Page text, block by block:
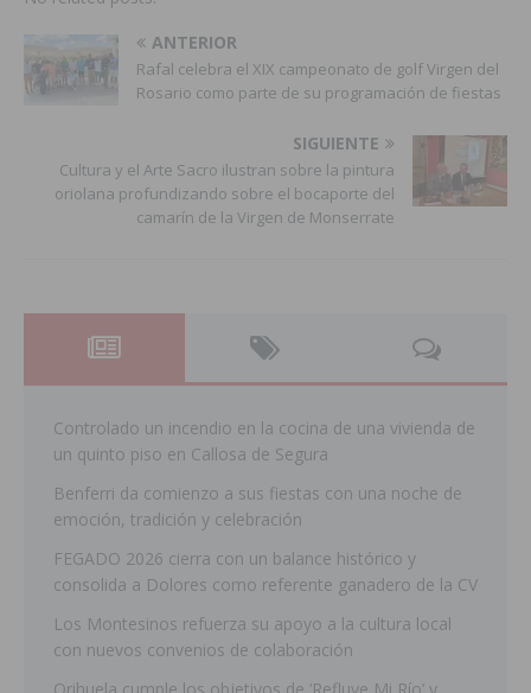
ANTERIOR
Rafal celebra el XIX campeonato de golf Virgen del
Rosario como parte de su programación de fiestas
SIGUIENTE
Cultura y el Arte Sacro ilustran sobre la pintura
oriolana profundizando sobre el bocaporte del
camarín de la Virgen de Monserrate
Controlado un incendio en la cocina de una vivienda de
un quinto piso en Callosa de Segura
Benferri da comienzo a sus fiestas con una noche de
emoción, tradición y celebración
FEGADO 2026 cierra con un balance histórico y
consolida a Dolores como referente ganadero de la CV
Los Montesinos refuerza su apoyo a la cultura local
con nuevos convenios de colaboración